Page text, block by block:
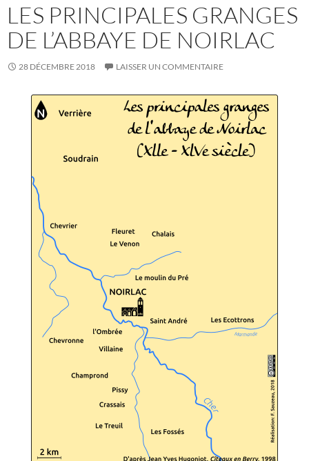
LES PRINCIPALES GRANGES
DE L’ABBAYE DE NOIRLAC
28 DÉCEMBRE 2018 LAISSER UN COMMENTAIRE